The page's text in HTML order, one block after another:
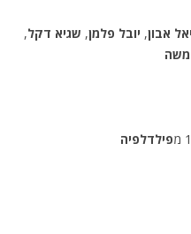
אבון, יובל פלמן, שגיא דקל,
משה
פילדלפיה